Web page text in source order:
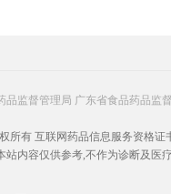
品监督管理局 广东省食品药品监
所有 互联网药品信息服务资格证
内容仅供参考,不作为诊断及医